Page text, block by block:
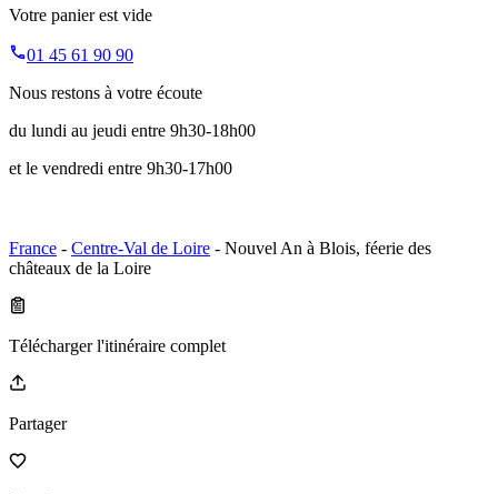
Votre panier est vide
01 45 61 90 90
Nous restons à votre écoute
du lundi au jeudi entre 9h30-18h00
et le vendredi entre 9h30-17h00
France - Centre-Val de Loire - Nouvel An à Blois, féerie des
châteaux de la Loire
Télécharger l'itinéraire complet
Partager